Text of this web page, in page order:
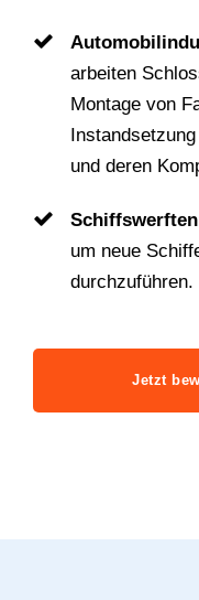
arbeiten
Montage von
und deren
um neue
durchzuführen.
Jetzt